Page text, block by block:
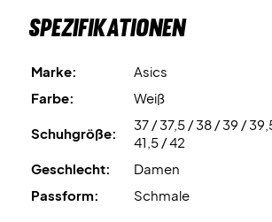
Spezifikationen
Marke:
Asics
Farbe:
Weiß
Schuhgröße:
37 / 37,5 / 38 / 39 /
41,5 / 42
Geschlecht:
Damen
Passform:
Schmale